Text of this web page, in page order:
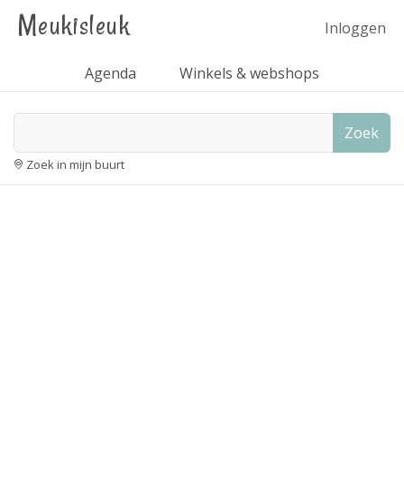
Meukisleuk Inloggen
Agenda Winkels & webshops
Zoek
Zoek in mijn buurt